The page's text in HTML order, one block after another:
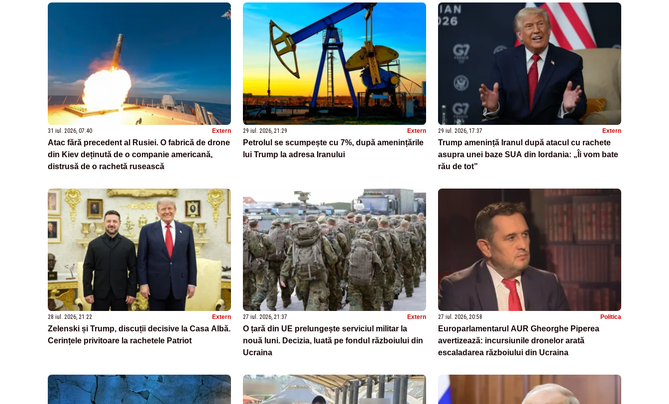
31 iul. 2026, 07:40 Extern
Atac fără precedent al Rusiei. O fabrică de drone
din Kiev deținută de o companie americană,
distrusă de o rachetă rusească
29 iul. 2026, 21:29 Extern
Petrolul se scumpește cu 7%, după amenințările
lui Trump la adresa Iranului
29 iul. 2026, 17:37 Extern
Trump amenință Iranul după atacul cu rachete
asupra unei baze SUA din Iordania: „Îi vom bate
rău de tot”
28 iul. 2026, 21:22 Extern
Zelenski și Trump, discuții decisive la Casa Albă.
Cerințele privitoare la rachetele Patriot
27 iul. 2026, 21:37 Extern
O țară din UE prelungește serviciul militar la
nouă luni. Decizia, luată pe fondul războiului din
Ucraina
27 iul. 2026, 20:58 Politica
Europarlamentarul AUR Gheorghe Piperea
avertizează: incursiunile dronelor arată
escaladarea războiului din Ucraina